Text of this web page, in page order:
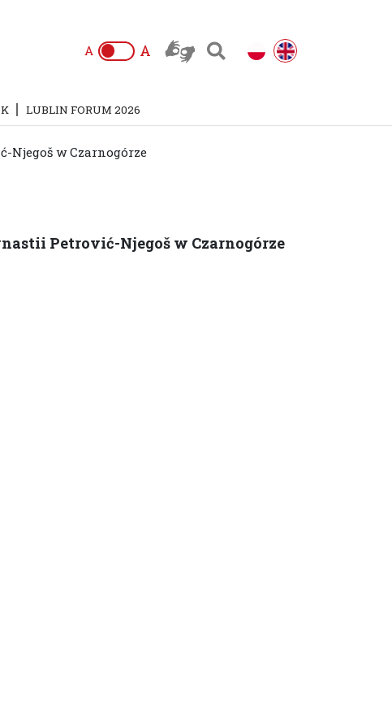
A A
LUBLIN FORUM 2026
Njegoš w Czarnogórze
Petrović-Njegoš w Czarnogórze